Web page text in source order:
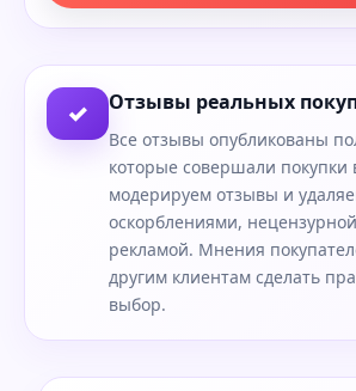
✓ Отзывы реальных
Все отзывы опубликованы
которые совершали
модерируем отзывы и
оскорблениями,
рекламой. Мнения
другим клиентам сделать
выбор.